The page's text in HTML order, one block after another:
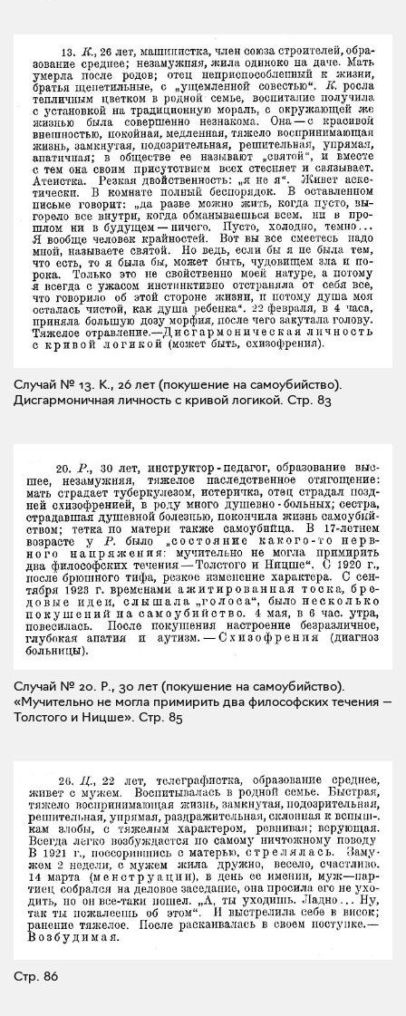
Случай № 13. К., 26 лет (покушение на самоубийство).
Дисгармоничная личность с кривой логикой. Стр. 83
Случай № 20. Р., 30 лет (покушение на самоубийство).
«Мучительно не могла примирить два философских течения —
Толстого и Ницше». Стр. 85
Стр. 86